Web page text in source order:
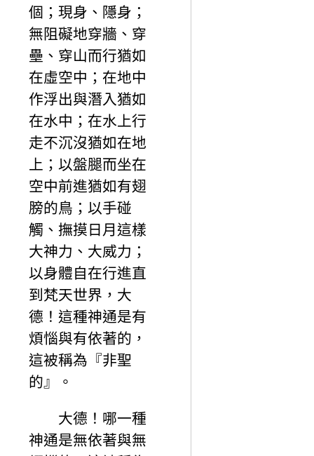
個；現身、隱身；
無阻礙地穿牆、穿
壘、穿山而行猶如
在虛空中；在地中
作浮出與潛入猶如
在水中；在水上行
走不沉沒猶如在地
上；以盤腿而坐在
空中前進猶如有翅
膀的鳥；以手碰
觸、撫摸日月這樣
大神力、大威力；
以身體自在行進直
到梵天世界，大
德！這種神通是有
煩惱與有依著的，
這被稱為『非聖
的』。
大德！哪一種
神通是無依著與無